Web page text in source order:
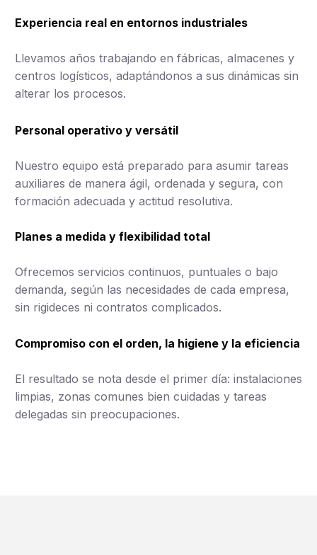
Experiencia real en entornos industriales
Llevamos años trabajando en fábricas, almacenes y
centros logísticos, adaptándonos a sus dinámicas sin
alterar los procesos.
Personal operativo y versátil
Nuestro equipo está preparado para asumir tareas
auxiliares de manera ágil, ordenada y segura, con
formación adecuada y actitud resolutiva.
Planes a medida y flexibilidad total
Ofrecemos servicios continuos, puntuales o bajo
demanda, según las necesidades de cada empresa,
sin rigideces ni contratos complicados.
Compromiso con el orden, la higiene y la eficiencia
El resultado se nota desde el primer día: instalaciones
limpias, zonas comunes bien cuidadas y tareas
delegadas sin preocupaciones.